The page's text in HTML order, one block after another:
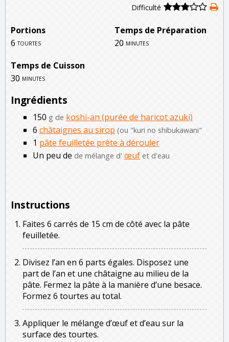
Difficulté
Portions
Temps de Préparation
6 tourtes 20 minutes
Temps de Cuisson
30 minutes
Ingrédients
150 g de koshi-an (purée de haricot azuki)
6 châtaignes au sirop (ou "kuri no shibukawani"
1 pâte feuilletée prête à dérouler
Un peu de de mélange d' œuf et d'eau
Instructions
Faites 6 carrés de 15 cm de côté avec la pâte
feuilletée.
Divisez l’an en 6 parts égales. Disposez une
part de l’an et une châtaigne au milieu de la
pâte. Fermez la pâte à la manière d’une besace.
Formez 6 tourtes au total.
Appliquer le mélange d’œuf et d’eau sur la
surface des tourtes.